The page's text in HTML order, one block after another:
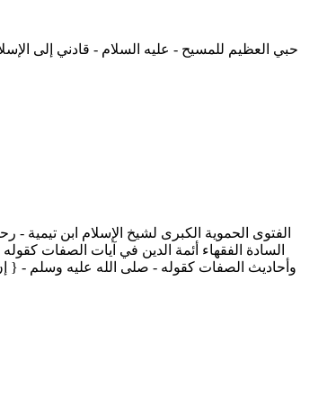
حبي العظيم للمسيح - عليه السلام - قادني إلى
السادة الفقهاء أئمة الدين في آيات الصفات
وأحاديث الصفات كقوله - صلى الله عليه وسلم - {